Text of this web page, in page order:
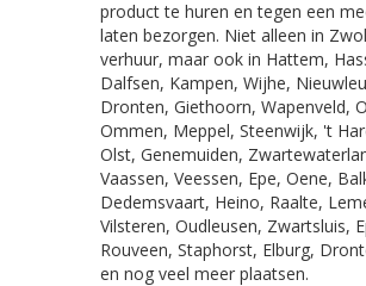
product te huren en tegen een
laten bezorgen. Niet alleen in
verhuur, maar ook in Hattem,
Dalfsen, Kampen, Wijhe,
Dronten, Giethoorn, Wapenveld,
Ommen, Meppel, Steenwijk, 't
Olst, Genemuiden,
Vaassen, Veessen, Epe, Oene,
Dedemsvaart, Heino, Raalte,
Vilsteren, Oudleusen, Zwartsluis,
Rouveen, Staphorst, Elburg,
en nog veel meer plaatsen.